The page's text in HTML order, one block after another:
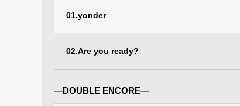
01.yonder
02.Are you ready?
―DOUBLE ENCORE―